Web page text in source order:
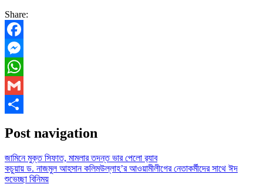
Share:
Facebook
Messenger
WhatsApp
Gmail
Post navigation
জামিনে মুক্ত সিফাত, মামলার তদন্ত ভার পেলো র‍্যাব
কচুয়ায় ড. নাজমুল আহসান কলিমউল্লাহ’র আওয়ামীলীগের নেতাকর্মীদের সাথে ঈদ
শুভেচ্ছা বিনিময়